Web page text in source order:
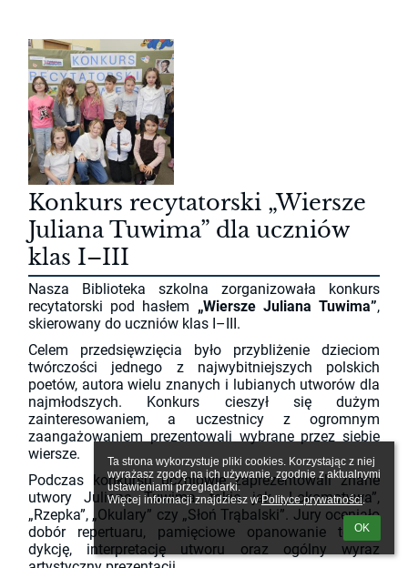
Ta strona wykorzystuje pliki cookies. Korzystając z niej
wyrażasz zgodę na ich używanie, zgodnie z aktualnymi
ustawieniami przeglądarki.
Więcej informacji znajdziesz w Polityce prywatności.
OK
Konkurs recytatorski „Wiersze
Juliana Tuwima” dla uczniów
klas I–III
Nasza Biblioteka szkolna zorganizowała konkurs
recytatorski pod hasłem „Wiersze Juliana Tuwima”,
skierowany do uczniów klas I–III.
Celem przedsięwzięcia było przybliżenie dzieciom
twórczości jednego z najwybitniejszych polskich
poetów, autora wielu znanych i lubianych utworów dla
najmłodszych. Konkurs cieszył się dużym
zainteresowaniem, a uczestnicy z ogromnym
zaangażowaniem prezentowali wybrane przez siebie
wiersze.
Podczas konkursu uczniowie zaprezentowali znane
utwory Juliana Tuwima, takie jak „Lokomotywa”,
„Rzepka”, „Okulary” czy „Słoń Trąbalski”. Jury oceniało
dobór repertuaru, pamięciowe opanowanie tekstu,
dykcję, interpretację utworu oraz ogólny wyraz